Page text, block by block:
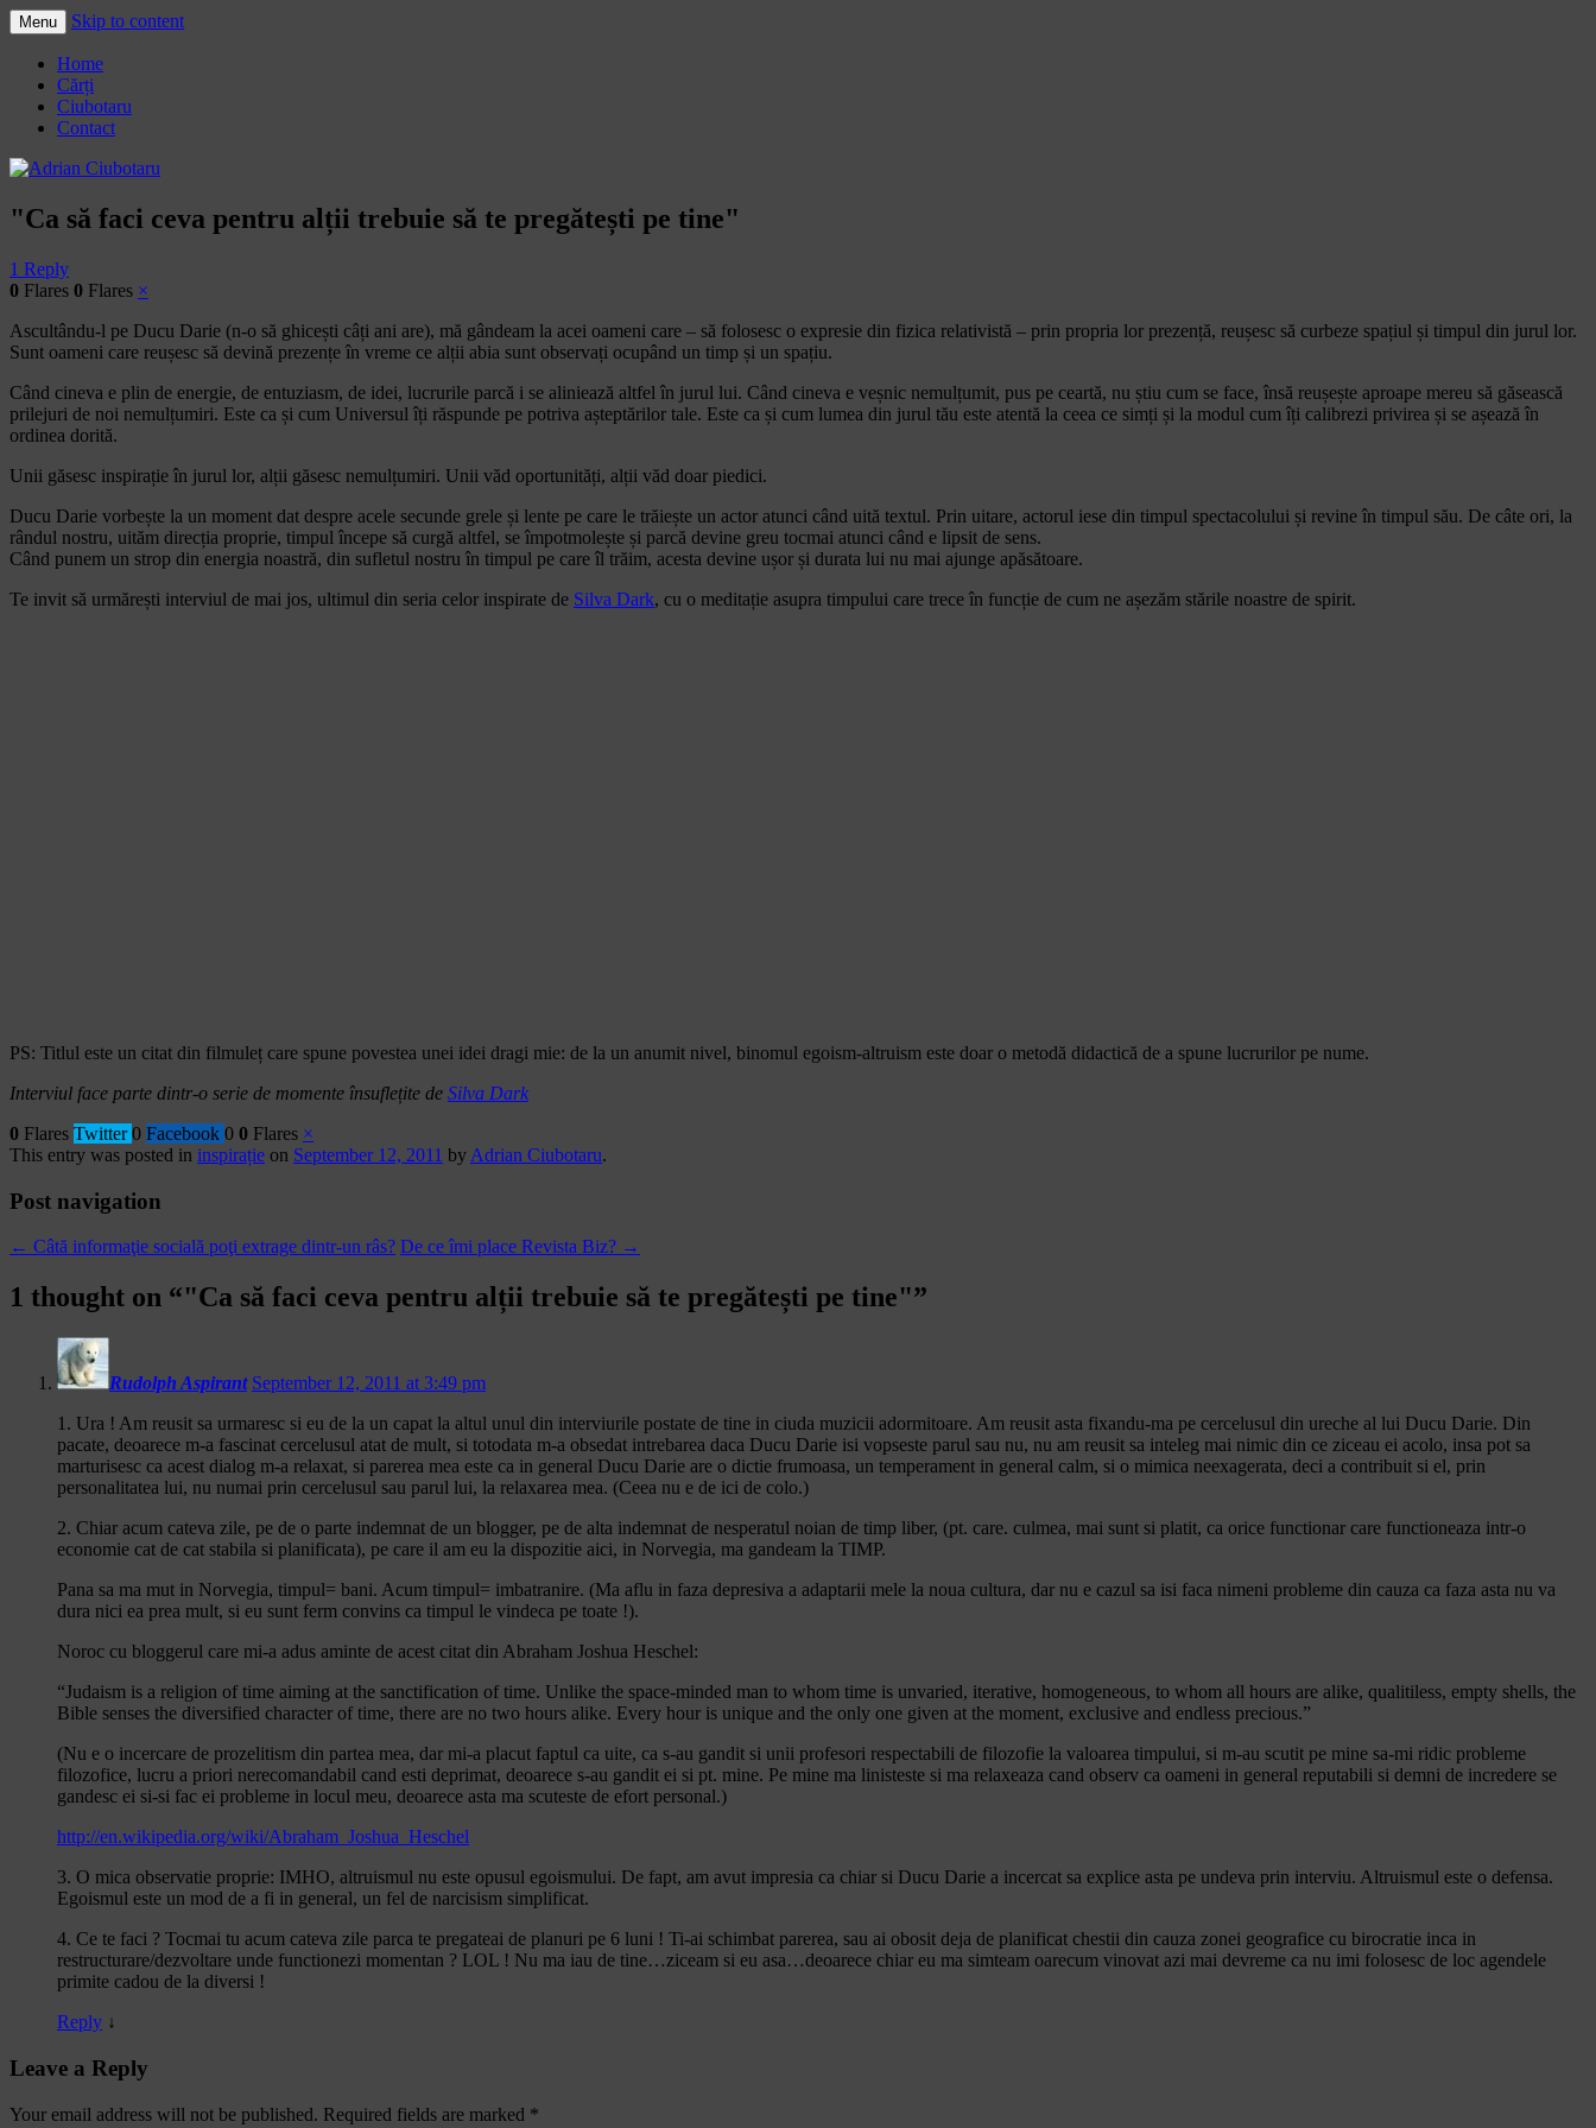
Adrian Ciubotaru
Menu Skip to content
Home
Cărți
Ciubotaru
Contact
"Ca să faci ceva pentru alții trebuie să te pregătești pe tine"
1 Reply
0 Flares 0 Flares ×
Ascultându-l pe Ducu Darie (n-o să ghicești câți ani are), mă gândeam la acei oameni care – să folosesc o expresie din fizica relativistă – prin propria lor prezență, reușesc să curbeze spațiul și timpul din jurul lor.
Sunt oameni care reușesc să devină prezențe în vreme ce alții abia sunt observați ocupând un timp și un spațiu.
Când cineva e plin de energie, de entuziasm, de idei, lucrurile parcă i se aliniează altfel în jurul lui. Când cineva e veșnic nemulțumit, pus pe ceartă, nu știu cum se face, însă reușește aproape mereu să găsească
prilejuri de noi nemulțumiri. Este ca și cum Universul îți răspunde pe potriva așteptărilor tale. Este ca și cum lumea din jurul tău este atentă la ceea ce simți și la modul cum îți calibrezi privirea și se așează în
ordinea dorită.
Unii găsesc inspirație în jurul lor, alții găsesc nemulțumiri. Unii văd oportunități, alții văd doar piedici.
Ducu Darie vorbește la un moment dat despre acele secunde grele și lente pe care le trăiește un actor atunci când uită textul. Prin uitare, actorul iese din timpul spectacolului și revine în timpul său. De câte ori, la
rândul nostru, uităm direcția proprie, timpul începe să curgă altfel, se împotmolește și parcă devine greu tocmai atunci când e lipsit de sens.
Când punem un strop din energia noastră, din sufletul nostru în timpul pe care îl trăim, acesta devine ușor și durata lui nu mai ajunge apăsătoare.
Te invit să urmărești interviul de mai jos, ultimul din seria celor inspirate de Silva Dark, cu o meditație asupra timpului care trece în funcție de cum ne așezăm stările noastre de spirit.
PS: Titlul este un citat din filmuleț care spune povestea unei idei dragi mie: de la un anumit nivel, binomul egoism-altruism este doar o metodă didactică de a spune lucrurilor pe nume.
Interviul face parte dintr-o serie de momente însuflețite de Silva Dark
0 Flares Twitter 0 Facebook 0 0 Flares ×
This entry was posted in inspirație on September 12, 2011 by Adrian Ciubotaru.
Post navigation
← Câtă informaţie socială poţi extrage dintr-un râs? De ce îmi place Revista Biz? →
1 thought on “"Ca să faci ceva pentru alții trebuie să te pregătești pe tine"”
Rudolph Aspirant September 12, 2011 at 3:49 pm
1. Ura ! Am reusit sa urmaresc si eu de la un capat la altul unul din interviurile postate de tine in ciuda muzicii adormitoare. Am reusit asta fixandu-ma pe cercelusul din ureche al lui Ducu Darie. Din
pacate, deoarece m-a fascinat cercelusul atat de mult, si totodata m-a obsedat intrebarea daca Ducu Darie isi vopseste parul sau nu, nu am reusit sa inteleg mai nimic din ce ziceau ei acolo, insa pot sa
marturisesc ca acest dialog m-a relaxat, si parerea mea este ca in general Ducu Darie are o dictie frumoasa, un temperament in general calm, si o mimica neexagerata, deci a contribuit si el, prin
personalitatea lui, nu numai prin cercelusul sau parul lui, la relaxarea mea. (Ceea nu e de ici de colo.)
2. Chiar acum cateva zile, pe de o parte indemnat de un blogger, pe de alta indemnat de nesperatul noian de timp liber, (pt. care. culmea, mai sunt si platit, ca orice functionar care functioneaza intr-o
economie cat de cat stabila si planificata), pe care il am eu la dispozitie aici, in Norvegia, ma gandeam la TIMP.
Pana sa ma mut in Norvegia, timpul= bani. Acum timpul= imbatranire. (Ma aflu in faza depresiva a adaptarii mele la noua cultura, dar nu e cazul sa isi faca nimeni probleme din cauza ca faza asta nu va
dura nici ea prea mult, si eu sunt ferm convins ca timpul le vindeca pe toate !).
Noroc cu bloggerul care mi-a adus aminte de acest citat din Abraham Joshua Heschel:
“Judaism is a religion of time aiming at the sanctification of time. Unlike the space-minded man to whom time is unvaried, iterative, homogeneous, to whom all hours are alike, qualitiless, empty shells, the
Bible senses the diversified character of time, there are no two hours alike. Every hour is unique and the only one given at the moment, exclusive and endless precious.”
(Nu e o incercare de prozelitism din partea mea, dar mi-a placut faptul ca uite, ca s-au gandit si unii profesori respectabili de filozofie la valoarea timpului, si m-au scutit pe mine sa-mi ridic probleme
filozofice, lucru a priori nerecomandabil cand esti deprimat, deoarece s-au gandit ei si pt. mine. Pe mine ma linisteste si ma relaxeaza cand observ ca oameni in general reputabili si demni de incredere se
gandesc ei si-si fac ei probleme in locul meu, deoarece asta ma scuteste de efort personal.)
http://en.wikipedia.org/wiki/Abraham_Joshua_Heschel
3. O mica observatie proprie: IMHO, altruismul nu este opusul egoismului. De fapt, am avut impresia ca chiar si Ducu Darie a incercat sa explice asta pe undeva prin interviu. Altruismul este o defensa.
Egoismul este un mod de a fi in general, un fel de narcisism simplificat.
4. Ce te faci ? Tocmai tu acum cateva zile parca te pregateai de planuri pe 6 luni ! Ti-ai schimbat parerea, sau ai obosit deja de planificat chestii din cauza zonei geografice cu birocratie inca in
restructurare/dezvoltare unde functionezi momentan ? LOL ! Nu ma iau de tine…ziceam si eu asa…deoarece chiar eu ma simteam oarecum vinovat azi mai devreme ca nu imi folosesc de loc agendele
primite cadou de la diversi !
Reply ↓
Leave a Reply
Your email address will not be published. Required fields are marked *